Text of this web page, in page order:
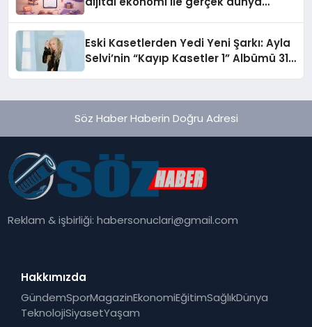
Eski Kasetlerden Yedi Yeni Şarkı: Ayla
Selvi’nin “Kayıp Kasetler 1” Albümü 31
Söz Haber Haberin Doğru Adresi
Reklam & işbirliği:habersonuclari@gmail.com
Hakkımızda
GündemSporMagazinEkonomiEğitimSağlıkDünya
TeknolojiSiyasetYaşam